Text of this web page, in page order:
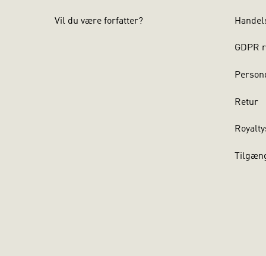
”Det
Sine Just,
Vil du være forfatter?
GDPR
Retur